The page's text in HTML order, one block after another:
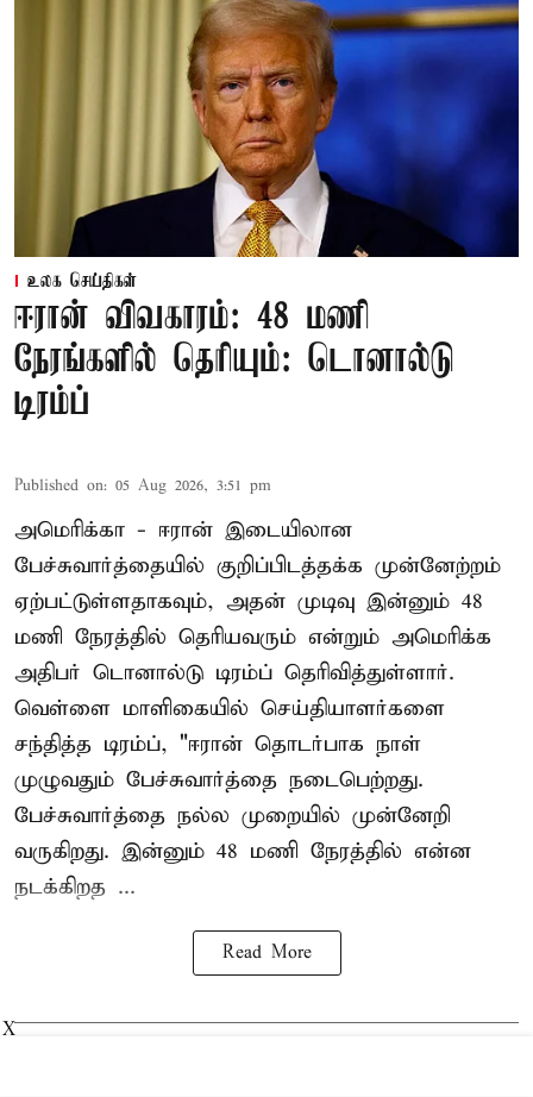
உலக செய்திகள்
ஈரான் விவகாரம்: 48 மணி
நேரங்களில் தெரியும்: டொனால்டு
டிரம்ப்
Published on: 05 Aug 2026, 3:51 pm
அமெரிக்கா - ஈரான் இடையிலான
பேச்சுவார்த்தையில் குறிப்பிடத்தக்க முன்னேற்றம்
ஏற்பட்டுள்ளதாகவும், அதன் முடிவு இன்னும் 48
மணி நேரத்தில் தெரியவரும் என்றும் அமெரிக்க
அதிபர் டொனால்டு டிரம்ப் தெரிவித்துள்ளார்.
வெள்ளை மாளிகையில் செய்தியாளர்களை
சந்தித்த டிரம்ப், "ஈரான் தொடர்பாக நாள்
முழுவதும் பேச்சுவார்த்தை நடைபெற்றது.
பேச்சுவார்த்தை நல்ல முறையில் முன்னேறி
வருகிறது. இன்னும் 48 மணி நேரத்தில் என்ன
நடக்கிறத ...
Read More
X